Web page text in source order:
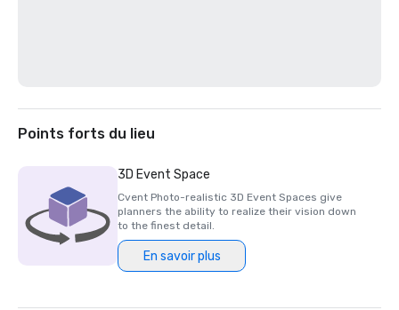
Points forts du lieu
3D Event Space
Cvent Photo-realistic 3D Event Spaces give
planners the ability to realize their vision down
to the finest detail.
En savoir plus